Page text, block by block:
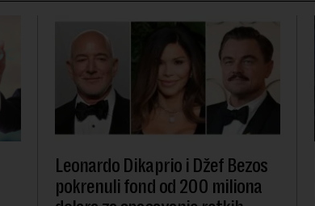
Leonardo Dikaprio i Džef Bezos
pokrenuli fond od 200 miliona